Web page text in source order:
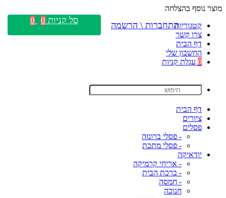
מוצר נוסף בהצלחה
קטגוריות
צרו קשר
דף הבית
החשבון שלי
0 עגלת קניות
דף הבית
ציורים
פסלים
- פסלי ברונזה
- פסלי מתכת
יודאיקה
- אריחי קרמיקה
- ברכת הבית
- חמסה
חנוכה
התחברות \ הרשמה סל קניות 0
0